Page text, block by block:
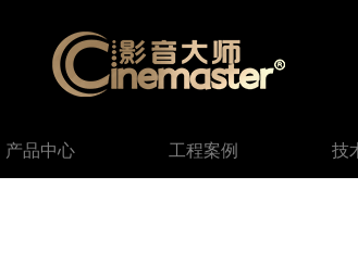
产品中心 工程案例 技